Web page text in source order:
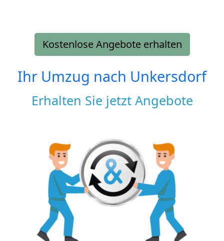
Kostenlose Angebote erhalten
Ihr Umzug nach Unkersdorf
Erhalten Sie jetzt Angebote